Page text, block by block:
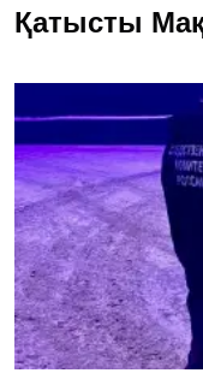
Қатысты